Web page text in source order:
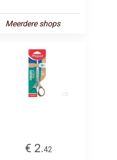
Meerdere shops
€ 2.42